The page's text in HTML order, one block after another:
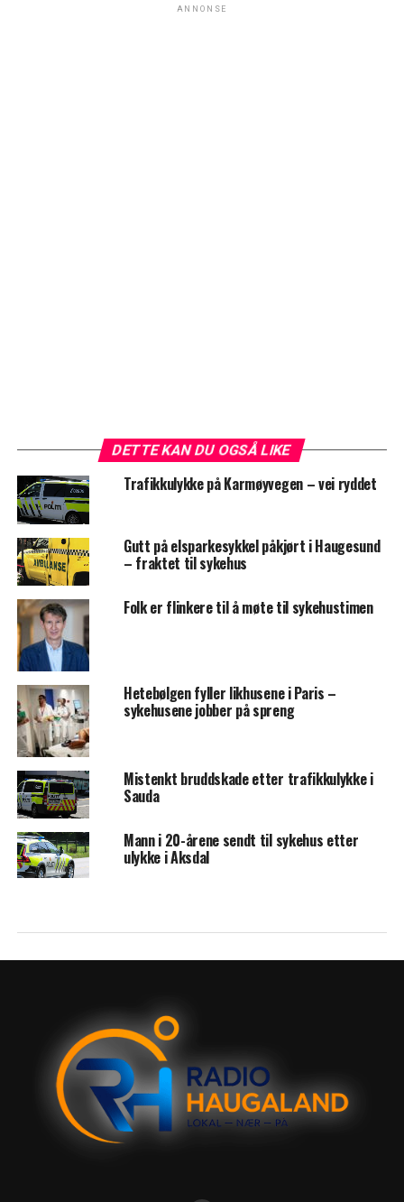
ANNONSE
DETTE KAN DU OGSÅ LIKE
Trafikkulykke på Karmøyvegen – vei ryddet
Gutt på elsparkesykkel påkjørt i Haugesund
– fraktet til sykehus
Folk er flinkere til å møte til sykehustimen
Hetebølgen fyller likhusene i Paris –
sykehusene jobber på spreng
Mistenkt bruddskade etter trafikkulykke i
Sauda
Mann i 20-årene sendt til sykehus etter
ulykke i Aksdal